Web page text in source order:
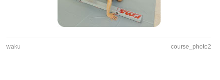
waku course_photo2